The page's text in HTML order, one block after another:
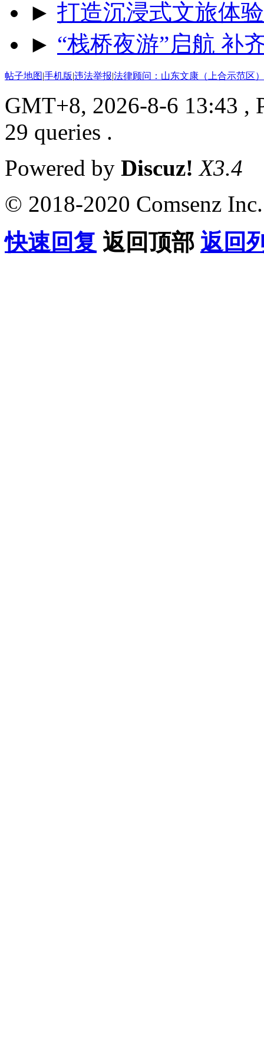
► 打造沉浸式文旅体
► “栈桥夜游”启航 补
帖子地图|手机版|违法举报|法律顾问：山东文康（上合示范区
GMT+8, 2026-8-6 13:43 ,
29 queries .
Powered by Discuz! X3.4
© 2018-2020 Comsenz Inc.
快速回复 返回顶部 返回